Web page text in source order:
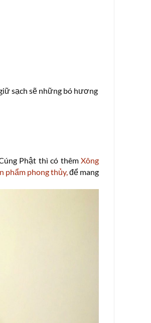
sạch sẽ những bó hương
Phật thì có thêm Xông
phẩm phong thủy,để mang